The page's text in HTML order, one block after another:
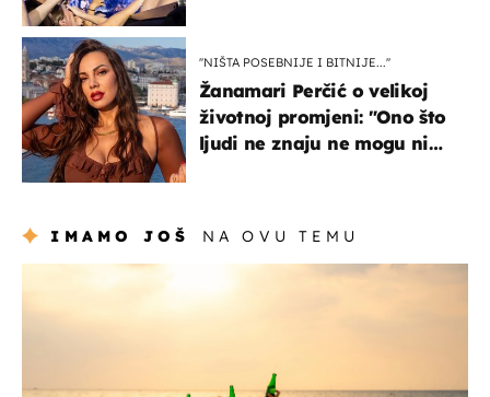
''NIŠTA POSEBNIJE I BITNIJE...''
Žanamari Perčić o velikoj
životnoj promjeni: "Ono što
ljudi ne znaju ne mogu ni
IMAMO JOŠ NA OVU TEMU